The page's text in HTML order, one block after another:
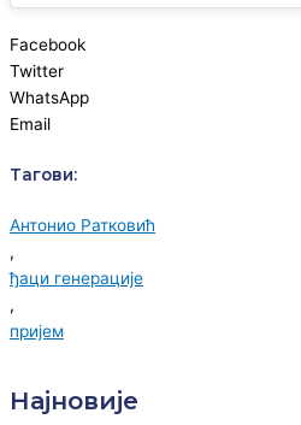
Facebook
Twitter
WhatsApp
Email
Тагови:
Антонио Ратковић
,
ђаци генерације
,
пријем
Најновије